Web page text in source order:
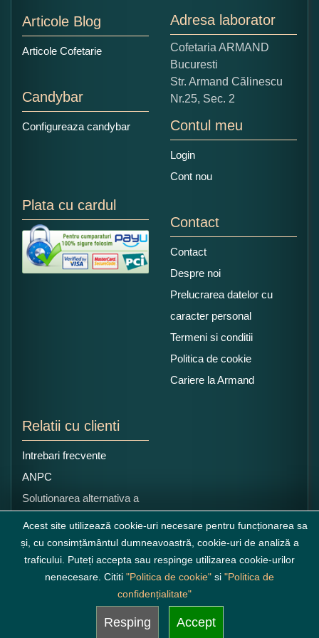
Copiati alaturi numarul din imagine:
Articole Blog
Articole Cofetarie
Candybar
Configureaza candybar
Adresa laborator
Cofetaria ARMAND
Bucuresti
Str. Armand Călinescu
Nr.25, Sec. 2
Contul meu
Login
Cont nou
Plata cu cardul
Contact
Contact
Despre noi
Prelucrarea datelor cu
caracter personal
Termeni si conditii
Politica de cookie
Cariere la Armand
Relatii cu clienti
Intrebari frecvente
ANPC
Solutionarea alternativa a
litigiilor
Acest site utilizează cookie-uri necesare pentru funcționarea sa
și, cu consimțământul dumneavoastră, cookie-uri de analiză a
traficului. Puteți accepta sau respinge utilizarea cookie-urilor
nenecesare. Cititi "Politica de cookie" si "Politica de
confidențialitate"
Resping Accept